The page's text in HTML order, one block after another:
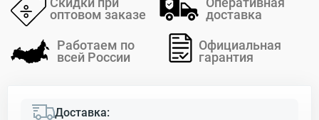
оптовом заказе
доставка
Работаем по
всей России
Официальная
гарантия
Доставка: